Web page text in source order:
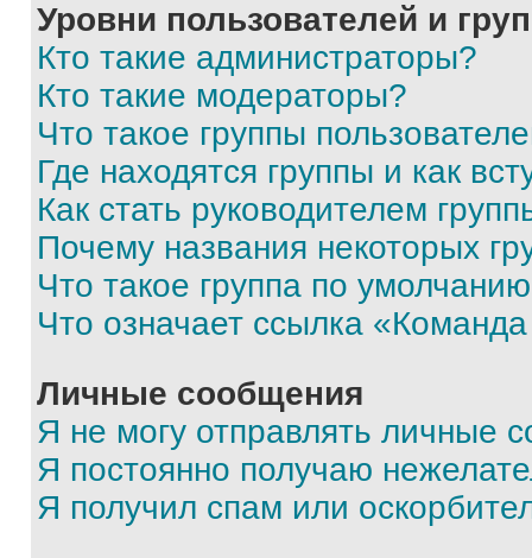
Уровни пользователей и
Кто такие администраторы?
Кто такие модераторы?
Что такое группы
Где находятся группы и как
Как стать руководителем
Почему названия некоторых
Что такое группа по
Что означает ссылка
Личные сообщения
Я не могу отправлять личные
Я постоянно получаю
Я получил спам или